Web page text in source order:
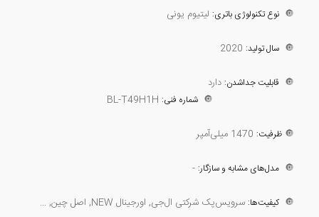
🔘 نوع تکنولوژی باتری: لیتیوم یونی
🔘 سال تولید:
🔘 قابلیت جداشدن: دارد
🔘شماره فنی:
🔘 ظرفیت:
🔘 مدل‌های مشابه و سازگار: -
🔘کیفیت‌ها: سرویس‌پک شرکتی ال‌جی, اورجینال NEW, اصل چین, ...